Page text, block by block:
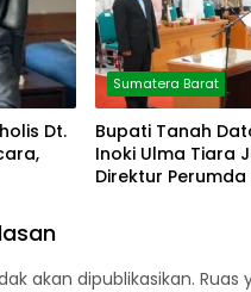
Dt.
Sumatera Barat
Bupati Tanah
Inoki Ulma Tiara
Direktur
akan dipublikasikan. Ruas